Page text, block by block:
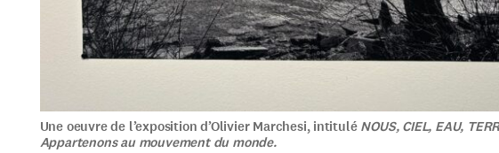
Une oeuvre de l’exposition d’Olivier Marchesi, intitulé NOUS, CIEL, EAU,
Appartenons au mouvement du monde.